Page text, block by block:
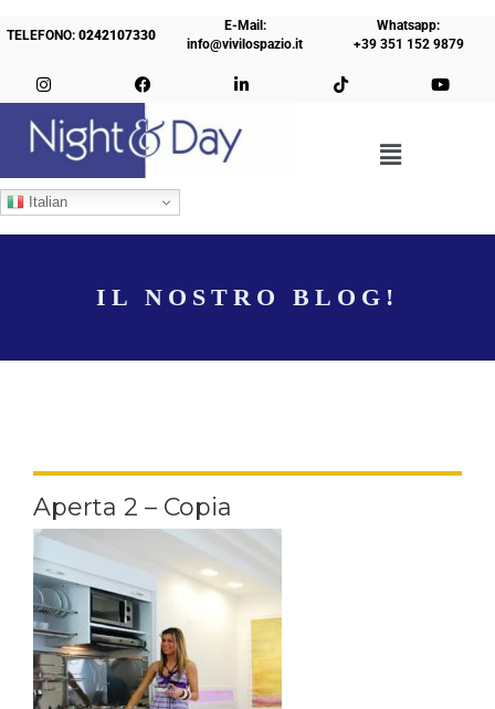
TELEFONO:0242107330
E-Mail:
info@vivilospazio.it
Whatsapp:
+39 351 152 9879
Italian
IL NOSTRO BLOG!
Aperta 2 – Copia